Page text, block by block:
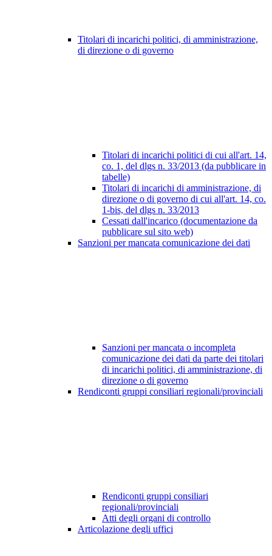
Titolari di incarichi politici, di amministrazione,
di direzione o di governo
Titolari di incarichi politici di cui all'art. 14,
co. 1, del dlgs n. 33/2013 (da pubblicare in
tabelle)
Titolari di incarichi di amministrazione, di
direzione o di governo di cui all'art. 14, co.
1-bis, del dlgs n. 33/2013
Cessati dall'incarico (documentazione da
pubblicare sul sito web)
Sanzioni per mancata comunicazione dei dati
Sanzioni per mancata o incompleta
comunicazione dei dati da parte dei titolari
di incarichi politici, di amministrazione, di
direzione o di governo
Rendiconti gruppi consiliari regionali/provinciali
Rendiconti gruppi consiliari
regionali/provinciali
Atti degli organi di controllo
Articolazione degli uffici